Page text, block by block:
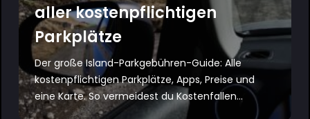
aller kostenpflichtigen
Parkplätze
Der große Island-Parkgebühren-Guide: Alle
kostenpflichtigen Parkplätze, Apps, Preise und
eine Karte. So vermeidest du Kostenfallen...